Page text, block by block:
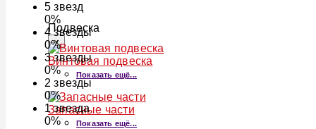
Подвеска
×
Винтовая подвеска
Показать ещё...
Запасные части
Показать ещё...
5звезд
0%
4звезды
0%
3звезды
0%
2звезды
0%
1звезда
0%